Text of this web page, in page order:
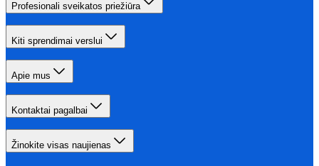
Profesionali sveikatos priežiūra
Kiti sprendimai verslui
Apie mus
Kontaktai pagalbai
Žinokite visas naujienas